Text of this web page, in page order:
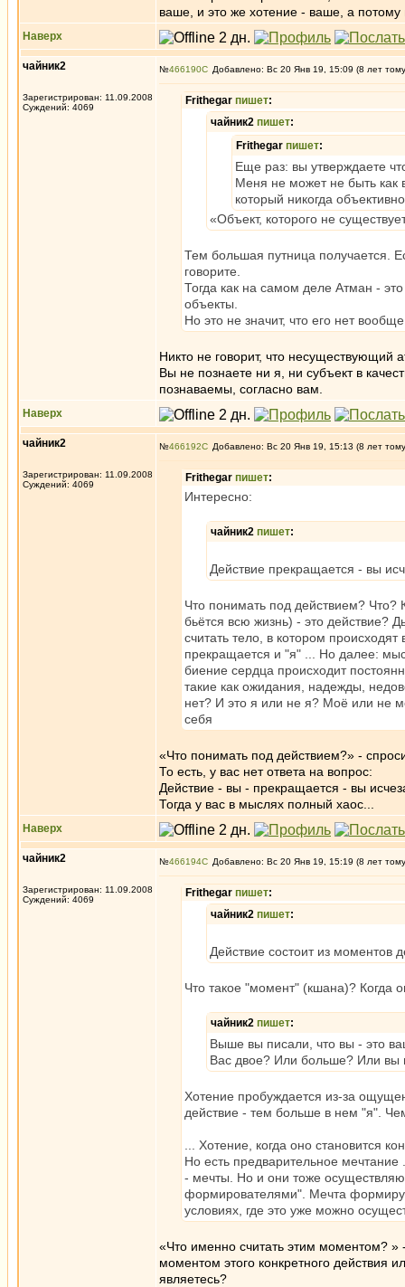
ваше, и это же хотение - ваше, а
Наверх
чайник2
Зарегистрирован: 11.09.2008
Суждений: 4069
№466190 Добавлено: Вс 20 Янв 19, 15:09 (8 лет
Frithegar пишет:
чайник2 пишет:
Frithegar пишет:
Еще раз: вы утверждаете
Меня не может не быть как
который никогда
«Объект, которого не
Тем большая путница получается.
говорите.
Тогда как на самом деле Атман -
объекты.
Но это не значит, что его нет
Никто не говорит, что несуществующий
Вы не познаете ни я, ни субъект в
познаваемы, согласно вам.
Наверх
чайник2
Зарегистрирован: 11.09.2008
Суждений: 4069
№466192 Добавлено: Вс 20 Янв 19, 15:13 (8 лет
Frithegar пишет:
Интересно:
чайник2 пишет:
Действие прекращается - вы
Что понимать под действием? Что?
бьётся всю жизнь) - это действие?
считать тело, в котором
прекращается и "я" ... Но далее:
биение сердца происходит
такие как ожидания, надежды,
нет? И это я или не я? Моё или не
себя
«Что понимать под действием?» -
То есть, у вас нет ответа на вопрос:
Действие - вы - прекращается - вы
Тогда у вас в мыслях полный хаос...
Наверх
чайник2
Зарегистрирован: 11.09.2008
Суждений: 4069
№466194 Добавлено: Вс 20 Янв 19, 15:19 (8 лет
Frithegar пишет:
чайник2 пишет:
Действие состоит из моментов
Что такое "момент" (кшана)? Когда
чайник2 пишет:
Выше вы писали, что вы - это
Вас двое? Или больше? Или вы
Хотение пробуждается из-за
действие - тем больше в нем "я".
... Хотение, когда оно становится
Но есть предварительное мечтание
- мечты. Но и они тоже
формирователями". Мечта
условиях, где это уже можно
«Что именно считать этим моментом?
моментом этого конкретного действия
являетесь?